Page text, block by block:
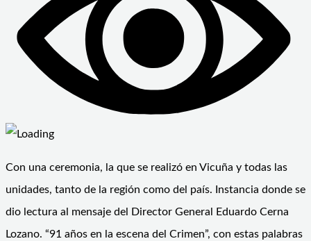
Con una ceremonia, la que se realizó en Vicuña y todas las
unidades, tanto de la región como del país. Instancia donde se
dio lectura al mensaje del Director General Eduardo Cerna
Lozano. “91 años en la escena del Crimen”, con estas palabras